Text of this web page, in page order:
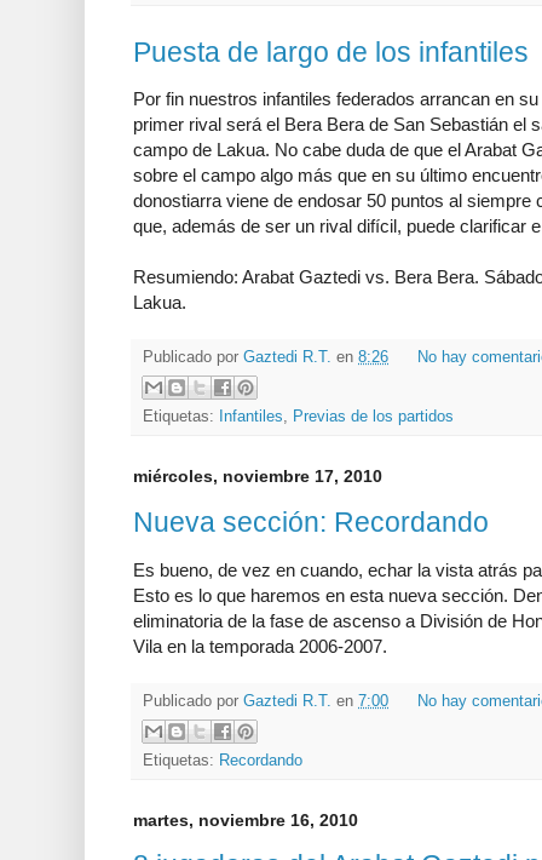
Puesta de largo de los infantiles
Por fin nuestros infantiles federados arrancan en
primer rival será el Bera Bera de San Sebastián el
campo de Lakua. No cabe duda de que el Arabat
sobre el campo algo más que en su último
donostiarra viene de endosar 50 puntos al siempre
que, además de ser un rival difícil, puede clarificar
Resumiendo: Arabat Gaztedi vs. Bera Bera.
Lakua.
Publicado por Gaztedi R.T. en 8:26 No hay
Etiquetas: Infantiles, Previas de los partidos
miércoles, noviembre 17, 2010
Nueva sección: Recordando
Es bueno, de vez en cuando, echar la vista atrás
Esto es lo que haremos en esta nueva sección.
eliminatoria de la fase de ascenso a División de
Vila en la temporada 2006-2007.
Publicado por Gaztedi R.T. en 7:00 No hay
Etiquetas: Recordando
martes, noviembre 16, 2010